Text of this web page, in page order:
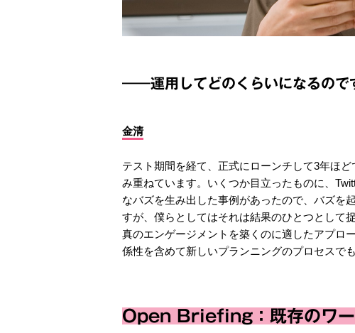
――運用してどのくらいになるので
金清
テスト期間を経て、正式にローンチして3年ほ
み重ねています。いくつか目立ったものに、
なバズを生み出した事例があったので、バズを
すが、僕らとしてはそれは結果のひとつとして
真のエンゲージメントを築くのに適したアプロ
係性を含めて新しいプランニングのプロセスでも
Open Briefing：既存のワー